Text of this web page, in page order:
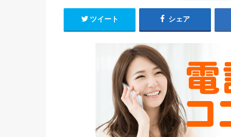
ツイート シェア